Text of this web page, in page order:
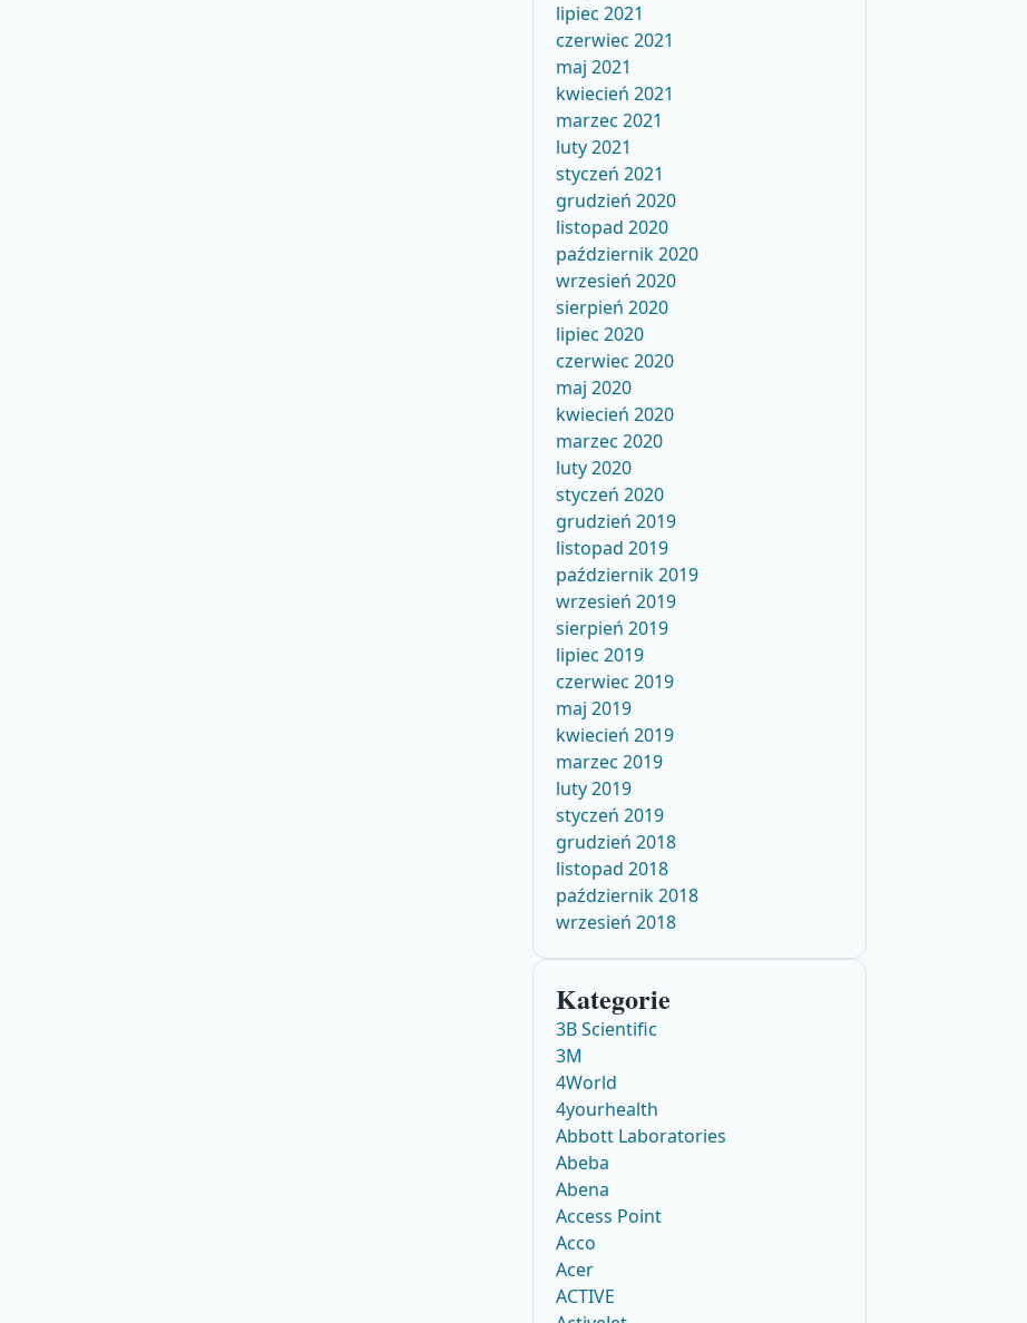
lipiec 2021
czerwiec 2021
maj 2021
kwiecień 2021
marzec 2021
luty 2021
styczeń 2021
grudzień 2020
listopad 2020
październik 2020
wrzesień 2020
sierpień 2020
lipiec 2020
czerwiec 2020
maj 2020
kwiecień 2020
marzec 2020
luty 2020
styczeń 2020
grudzień 2019
listopad 2019
październik 2019
wrzesień 2019
sierpień 2019
lipiec 2019
czerwiec 2019
maj 2019
kwiecień 2019
marzec 2019
luty 2019
styczeń 2019
grudzień 2018
listopad 2018
październik 2018
wrzesień 2018
Kategorie
3B Scientific
3M
4World
4yourhealth
Abbott Laboratories
Abeba
Abena
Access Point
Acco
Acer
ACTIVE